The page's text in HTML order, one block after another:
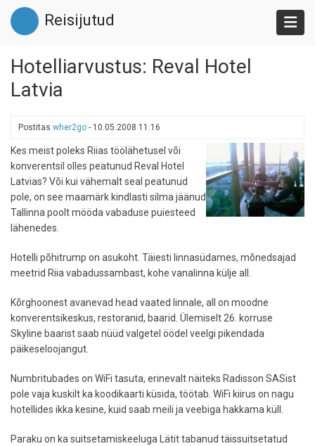
Liigu
edasi
põhisisu
Reisijutud
Hotelliarvustus: Reval Hotel
Latvia
Postitas wher2go - 10.05.2008 11:16
Kes meist poleks Riias töölähetusel või
konverentsil olles peatunud Reval Hotel
Latvias? Või kui vähemalt seal peatunud
pole, on see maamärk kindlasti silma jäänud
Tallinna poolt mööda vabaduse puiesteed
lähenedes.
Hotelli põhitrump on asukoht. Täiesti linnasüdames, mõnedsajad
meetrid Riia vabadussambast, kohe vanalinna külje all.
Kõrghoonest avanevad head vaated linnale, all on moodne
konverentsikeskus, restoranid, baarid. Ülemiselt 26. korruse
Skyline baarist saab nüüd valgetel öödel veelgi pikendada
päikeseloojangut.
Numbritubades on WiFi tasuta, erinevalt näiteks Radisson SASist
pole vaja kuskilt ka koodikaarti küsida, töötab. WiFi kiirus on nagu
hotellides ikka kesine, kuid saab meili ja veebiga hakkama küll.
Paraku on ka suitsetamiskeeluga Lätit tabanud täissuitsetatud